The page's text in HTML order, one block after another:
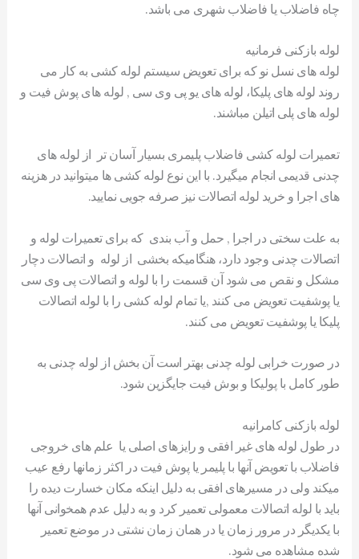
چاه فاضلاب یا فاضلاب شهری می باشد.
لوله بازکنی فرمانیه
لوله های نسل نو که برای تعویض سیستم لوله کشی به کار می
روند لوله های پلیکا، لوله های یو پی وی سی , لوله های پوش فیت و
لوله های پلی اتیلن مباشند.
تعمیرات لوله کشی فاضلاب پلیمری بسیار آسان تر از لوله های
چدنی قدیمی انجام میگیرد. با این نوع لوله کشی ها میتوانید در هزینه
های اجرا و خرید لوله اتصالات نیز صرفه جویی نمایید.
به علت سختی در اجرا , حمل و آب بندی که برای تعمیرات لوله و
اتصالات چدنی وجود دارد، هنگامیکه بخشی از لوله و اتصالات دچار
مشکل و نقص می شود آن قسمت را با لوله و اتصالات پی وی سی
یا پوشفیت تعویض می کنند ,یا تمام لوله کشی را با لوله اتصالات
پلیکا یا پوشفیت تعویض می کنند.
در صورت خرابی لوله چدنی بهتر است آن بخش از لوله چدنی به
طور کامل با پولیکا و بوش فیت جایگزین شود.
لوله بازکنی کامرانیه
در طول لوله های غیر افقی و رایزهای اصلی یا علم های خروجی
فاضلاب با تعویض آنها با پلیمر یا پوش فیت در اکثر زمانها رفع عیب
میکند ولی در مسیرهای افقی به دلیل اینکه مکان خسارت دیده را
باید با لوله اتصالات معمولی تعمیر کرد و به دلیل عدم همخوانی آنها
با یکدیگر در مرور زمان یا در همان زمان نشتی در موضع تعمیر
شده مشاهده می شود.